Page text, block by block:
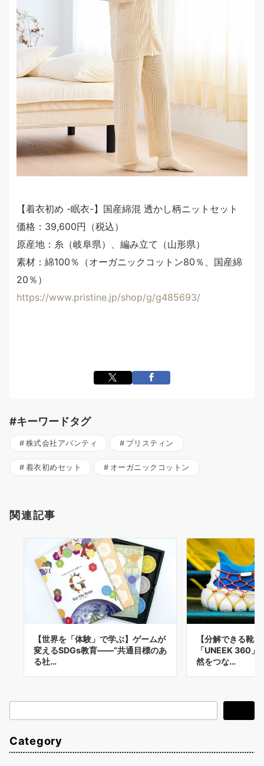
【着衣初め -眠衣-】国産綿混 透かし柄ニットセット
価格：39,600円（税込）
原産地：糸（岐阜県）、編み立て（山形県）
素材：綿100％（オーガニックコットン80％、国産綿
20％）
https://www.pristine.jp/shop/g/g485693/
#キーワードタグ
株式会社アバンティ プリスティン
着衣初めセット オーガニックコットン
関連記事
【世界を「体験」で学ぶ】ゲームが
変えるSDGs教育――“共通目標のあ
る社…
【分解できる靴
「UNEEK 360」
然をつな…
索
Category